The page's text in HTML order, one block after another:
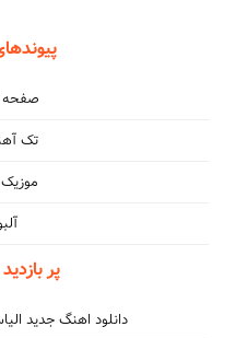
تک
پر
دانلود اهنگ جدید